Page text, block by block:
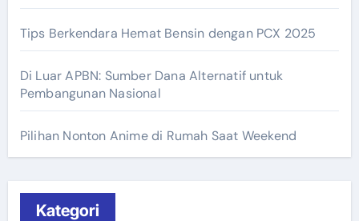
Tips Berkendara Hemat Bensin dengan PCX 2025
Di Luar APBN: Sumber Dana Alternatif untuk
Pembangunan Nasional
Pilihan Nonton Anime di Rumah Saat Weekend
Kategori